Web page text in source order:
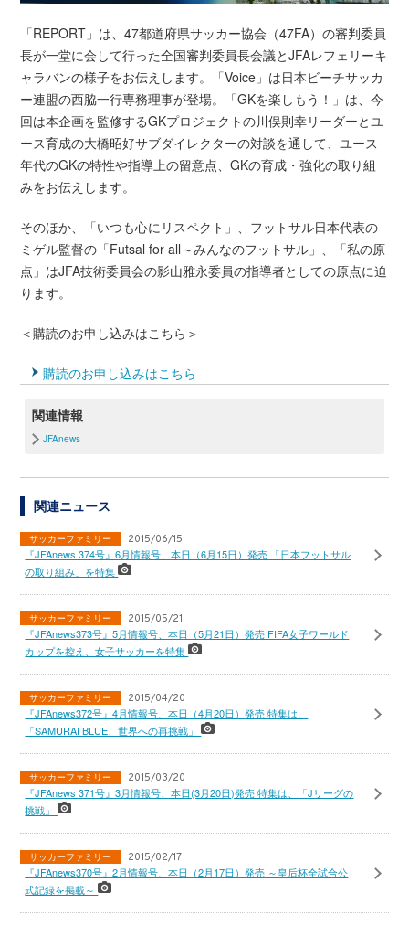
「REPORT」は、47都道府県サッカー協会（47FA）の審判委員
長が一堂に会して行った全国審判委員長会議とJFAレフェリーキ
ャラバンの様子をお伝えします。「Voice」は日本ビーチサッカ
ー連盟の西脇一行専務理事が登場。「GKを楽しもう！」は、今
回は本企画を監修するGKプロジェクトの川俣則幸リーダーとユ
ース育成の大橋昭好サブダイレクターの対談を通して、ユース
年代のGKの特性や指導上の留意点、GKの育成・強化の取り組
みをお伝えします。
そのほか、「いつも心にリスペクト」、フットサル日本代表の
ミゲル監督の「Futsal for all～みんなのフットサル」、「私の原
点」はJFA技術委員会の影山雅永委員の指導者としての原点に迫
ります。
＜購読のお申し込みはこちら＞
購読のお申し込みはこちら
関連情報
JFAnews
関連ニュース
サッカーファミリー 2015/06/15
『JFAnews 374号』6月情報号、本日（6月15日）発売 「日本フットサル
の取り組み」を特集
サッカーファミリー 2015/05/21
『JFAnews373号』5月情報号、本日（5月21日）発売 FIFA女子ワールド
カップを控え、女子サッカーを特集
サッカーファミリー 2015/04/20
『JFAnews372号』4月情報号、本日（4月20日）発売 特集は、
「SAMURAI BLUE、世界への再挑戦」
サッカーファミリー 2015/03/20
『JFAnews 371号』3月情報号、本日(3月20日)発売 特集は、「Jリーグの
挑戦」
サッカーファミリー 2015/02/17
『JFAnews370号』2月情報号、本日（2月17日）発売 ～皇后杯全試合公
式記録を掲載～